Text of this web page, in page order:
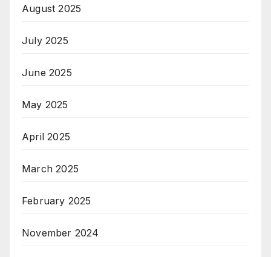
August 2025
July 2025
June 2025
May 2025
April 2025
March 2025
February 2025
November 2024